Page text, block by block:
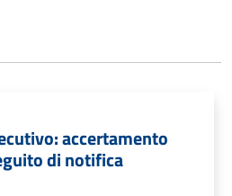
accertamento
di notifica